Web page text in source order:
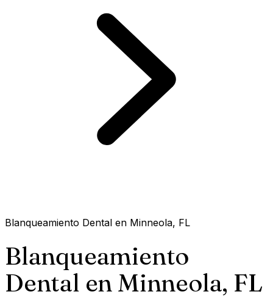
Blanqueamiento Dental en Minneola, FL
Blanqueamiento
Dental en Minneola, FL